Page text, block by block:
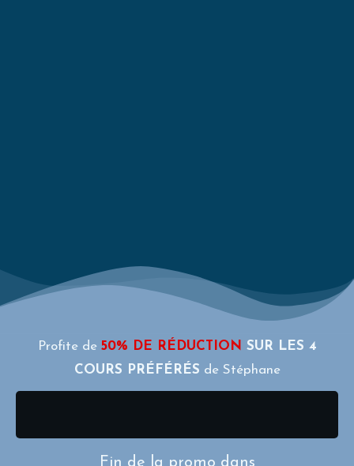
Profite de 50% DE RÉDUCTION SUR LES 4
COURS PRÉFÉRÉS de Stéphane